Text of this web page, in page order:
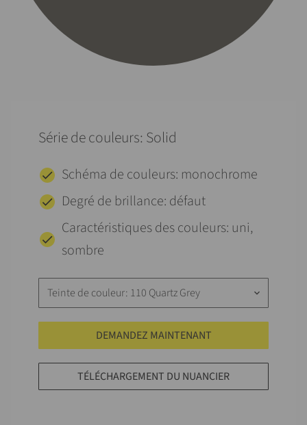
Série de couleurs: Solid
Schéma de couleurs: monochrome
Degré de brillance: défaut
Caractéristiques des couleurs: uni,
sombre
Teinte de couleur: 110 Quartz Grey keyboard_arrow_down
DEMANDEZ MAINTENANT
TÉLÉCHARGEMENT DU NUANCIER